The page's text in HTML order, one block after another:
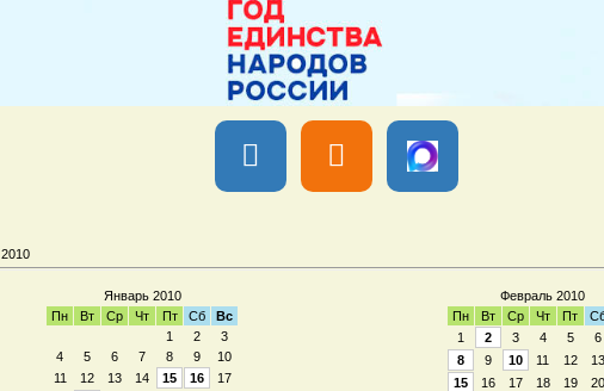
2010
Январь 2010
Пн
Вт Ср Чт Пт Сб
Вс
1
2
3
4
5 6 7 8 9
10
11
12 13 14 15 16
17
Февраль 2010
Пн
Вт Ср Чт Пт
1
2 3 4 5 6
8
9 10 11 12 13
15
16 17 18 19 20